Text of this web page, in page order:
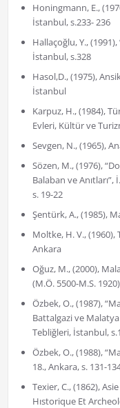
Honingmann, E.,
İstanbul, s.233- 236
Hallaçoğlu, Y.,
İstanbul, s.328
Hasol,D., (1975),
İstanbul
Karpuz, H., (1984),
Evleri, Kültür ve
Sevgen, N., (1965),
Sözen, M., (1976),
Balaban ve
s. 19-22
Şentürk, A., (1985),
Moltke, H. V.,
Ankara
Oğuz, M., (2000),
(M.Ö. 5500-M.S.
Özbek, O., (1987),
Battalgazi ve
Tebliğleri, İstanbul,
Özbek, O., (1988),
18., Ankara, s. 131-
Texier, C., (1862),
Hıstorique Et